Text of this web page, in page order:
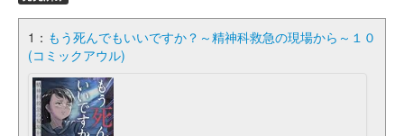
1： もう死んでもいいですか？～精神科救急の現場から～１０
(コミックアウル)